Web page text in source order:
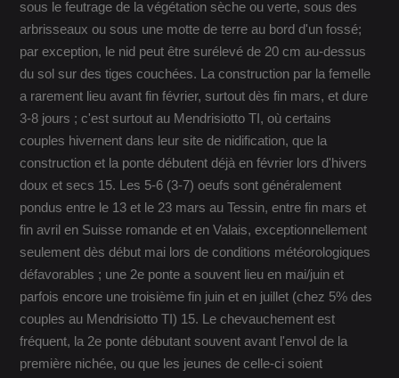
sous le feutrage de la végétation sèche ou verte, sous des
arbrisseaux ou sous une motte de terre au bord d'un fossé;
par exception, le nid peut être surélevé de 20 cm au-dessus
du sol sur des tiges couchées. La construction par la femelle
a rarement lieu avant fin février, surtout dès fin mars, et dure
3-8 jours ; c'est surtout au Mendrisiotto TI, où certains
couples hivernent dans leur site de nidification, que la
construction et la ponte débutent déjà en février lors d'hivers
doux et secs 15. Les 5-6 (3-7) oeufs sont généralement
pondus entre le 13 et le 23 mars au Tessin, entre fin mars et
fin avril en Suisse romande et en Valais, exceptionnellement
seulement dès début mai lors de conditions météorologiques
défavorables ; une 2e ponte a souvent lieu en mai/juin et
parfois encore une troisième fin juin et en juillet (chez 5% des
couples au Mendrisiotto TI) 15. Le chevauchement est
fréquent, la 2e ponte débutant souvent avant l'envol de la
première nichée, ou que les jeunes de celle-ci soient